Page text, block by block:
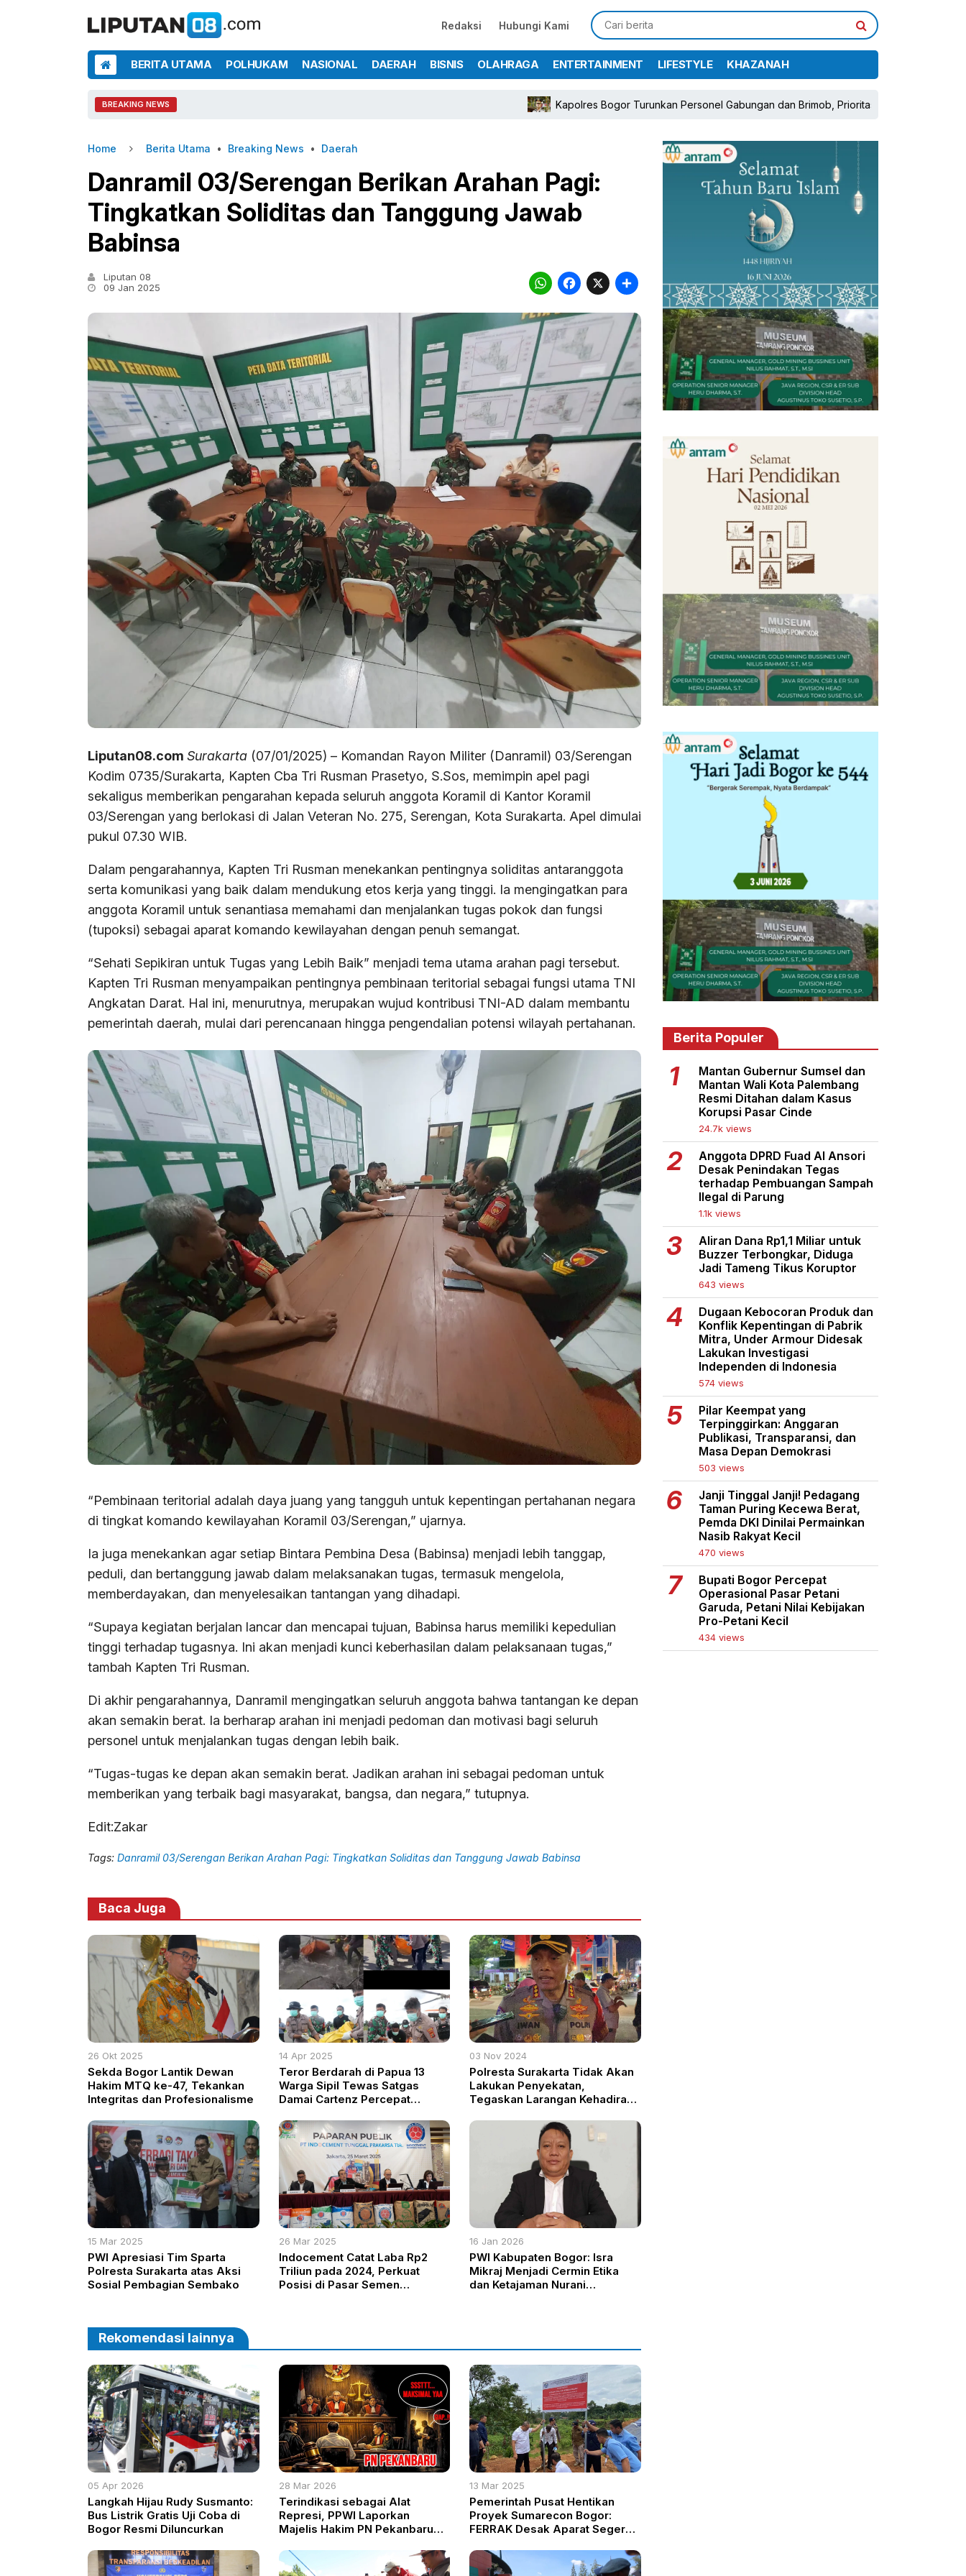
Redaksi Hubungi Kami
BERITA UTAMA POLHUKAM NASIONAL DAERAH BISNIS OLAHRAGA ENTERTAINMENT LIFESTYLE KHAZANAH
BREAKING NEWS Kapolres Bogor Turunkan Personel Gabungan dan Brimob, Prioritaskan Pengamanan Konflik Lahan
Home Berita Utama • Breaking News • Daerah
Danramil 03/Serengan Berikan Arahan Pagi:
Tingkatkan Soliditas dan Tanggung Jawab
Babinsa
Liputan 08
09 Jan 2025
WhatsApp
Facebook
X Share
Liputan08.com Surakarta (07/01/2025) – Komandan Rayon Militer (Danramil) 03/Serengan
Kodim 0735/Surakarta, Kapten Cba Tri Rusman Prasetyo, S.Sos, memimpin apel pagi
sekaligus memberikan pengarahan kepada seluruh anggota Koramil di Kantor Koramil
03/Serengan yang berlokasi di Jalan Veteran No. 275, Serengan, Kota Surakarta. Apel dimulai
pukul 07.30 WIB.
Dalam pengarahannya, Kapten Tri Rusman menekankan pentingnya soliditas antaranggota
serta komunikasi yang baik dalam mendukung etos kerja yang tinggi. Ia mengingatkan para
anggota Koramil untuk senantiasa memahami dan menjalankan tugas pokok dan fungsi
(tupoksi) sebagai aparat komando kewilayahan dengan penuh semangat.
“Sehati Sepikiran untuk Tugas yang Lebih Baik” menjadi tema utama arahan pagi tersebut.
Kapten Tri Rusman menyampaikan pentingnya pembinaan teritorial sebagai fungsi utama TNI
Angkatan Darat. Hal ini, menurutnya, merupakan wujud kontribusi TNI-AD dalam membantu
pemerintah daerah, mulai dari perencanaan hingga pengendalian potensi wilayah pertahanan.
“Pembinaan teritorial adalah daya juang yang tangguh untuk kepentingan pertahanan negara
di tingkat komando kewilayahan Koramil 03/Serengan,” ujarnya.
Ia juga menekankan agar setiap Bintara Pembina Desa (Babinsa) menjadi lebih tanggap,
peduli, dan bertanggung jawab dalam melaksanakan tugas, termasuk mengelola,
memberdayakan, dan menyelesaikan tantangan yang dihadapi.
“Supaya kegiatan berjalan lancar dan mencapai tujuan, Babinsa harus memiliki kepedulian
tinggi terhadap tugasnya. Ini akan menjadi kunci keberhasilan dalam pelaksanaan tugas,”
tambah Kapten Tri Rusman.
Di akhir pengarahannya, Danramil mengingatkan seluruh anggota bahwa tantangan ke depan
akan semakin berat. Ia berharap arahan ini menjadi pedoman dan motivasi bagi seluruh
personel untuk menjalankan tugas dengan lebih baik.
“Tugas-tugas ke depan akan semakin berat. Jadikan arahan ini sebagai pedoman untuk
memberikan yang terbaik bagi masyarakat, bangsa, dan negara,” tutupnya.
Edit:Zakar
Tags: Danramil 03/Serengan Berikan Arahan Pagi: Tingkatkan Soliditas dan Tanggung Jawab Babinsa
Baca Juga
26 Okt 2025
Sekda Bogor Lantik Dewan
Hakim MTQ ke-47, Tekankan
Integritas dan Profesionalisme
14 Apr 2025
Teror Berdarah di Papua 13
Warga Sipil Tewas Satgas
Damai Cartenz Percepat
03 Nov 2024
Polresta Surakarta Tidak Akan
Lakukan Penyekatan,
Tegaskan Larangan Kehadiran
Solo VS PSS Sleman
15 Mar 2025
PWI Apresiasi Tim Sparta
Polresta Surakarta atas Aksi
Sosial Pembagian Sembako
26 Mar 2025
Indocement Catat Laba Rp2
Triliun pada 2024, Perkuat
Posisi di Pasar Semen
16 Jan 2026
PWI Kabupaten Bogor: Isra
Mikraj Menjadi Cermin Etika
dan Ketajaman Nurani
Rekomendasi lainnya
05 Apr 2026
Langkah Hijau Rudy Susmanto:
Bus Listrik Gratis Uji Coba di
Bogor Resmi Diluncurkan
28 Mar 2026
Terindikasi sebagai Alat
Represi, PPWI Laporkan
Majelis Hakim PN Pekanbaru
Yudisial
13 Mar 2025
Pemerintah Pusat Hentikan
Proyek Sumarecon Bogor:
FERRAK Desak Aparat Segera
yang Terlibat
Berita Populer
Mantan Gubernur Sumsel dan
Mantan Wali Kota Palembang
Resmi Ditahan dalam Kasus
Korupsi Pasar Cinde
24.7k views
Anggota DPRD Fuad Al Ansori
Desak Penindakan Tegas
terhadap Pembuangan Sampah
Ilegal di Parung
1.1k views
Aliran Dana Rp1,1 Miliar untuk
Buzzer Terbongkar, Diduga
Jadi Tameng Tikus Koruptor
643 views
Dugaan Kebocoran Produk dan
Konflik Kepentingan di Pabrik
Mitra, Under Armour Didesak
Lakukan Investigasi
Independen di Indonesia
574 views
Pilar Keempat yang
Terpinggirkan: Anggaran
Publikasi, Transparansi, dan
Masa Depan Demokrasi
503 views
Janji Tinggal Janji! Pedagang
Taman Puring Kecewa Berat,
Pemda DKI Dinilai Permainkan
Nasib Rakyat Kecil
470 views
Bupati Bogor Percepat
Operasional Pasar Petani
Garuda, Petani Nilai Kebijakan
Pro-Petani Kecil
434 views